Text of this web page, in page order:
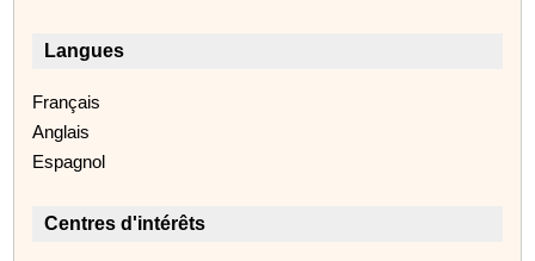
Langues
Français
Anglais
Espagnol
Centres d'intérêts